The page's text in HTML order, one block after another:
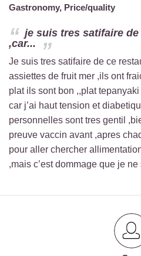
Gastronomy, Price/quality
je suis tres satifaire
,car...
Je suis tres satifaire de ce
assiettes de fruit mer ,ils ont
plat ils sont bon ,,plat
car j’ai haut tension et
personnelles sont tres gentil
preuve vaccin avant ,apres
pour aller chercher
,mais c’est dommage que je